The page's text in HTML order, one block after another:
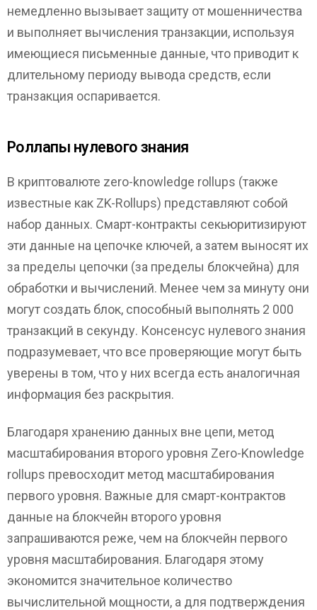
немедленно вызывает защиту от мошенничества
и выполняет вычисления транзакции, используя
имеющиеся письменные данные, что приводит к
длительному периоду вывода средств, если
транзакция оспаривается.
Роллапы нулевого знания
В криптовалюте zero-knowledge rollups (также
известные как ZK-Rollups) представляют собой
набор данных. Смарт-контракты секьюритизируют
эти данные на цепочке ключей, а затем выносят их
за пределы цепочки (за пределы блокчейна) для
обработки и вычислений. Менее чем за минуту они
могут создать блок, способный выполнять 2 000
транзакций в секунду. Консенсус нулевого знания
подразумевает, что все проверяющие могут быть
уверены в том, что у них всегда есть аналогичная
информация без раскрытия.
Благодаря хранению данных вне цепи, метод
масштабирования второго уровня Zero-Knowledge
rollups превосходит метод масштабирования
первого уровня. Важные для смарт-контрактов
данные на блокчейн второго уровня
запрашиваются реже, чем на блокчейн первого
уровня масштабирования. Благодаря этому
экономится значительное количество
вычислительной мощности, а для подтверждения